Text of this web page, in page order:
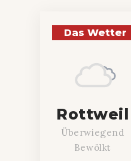
Das Wetter
Rottweil
Überwiegend
Bewölkt